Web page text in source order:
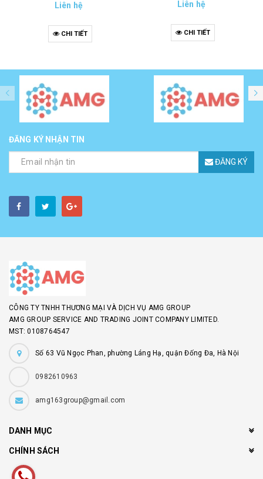
Liên hệ
CHI TIẾT
Liên hệ
CHI TIẾT
ĐĂNG KÝ NHẬN TIN
ĐĂNG KÝ
CÔNG TY TNHH THƯƠNG MẠI VÀ DỊCH VỤ AMG GROUP
AMG GROUP SERVICE AND TRADING JOINT COMPANY LIMITED.
MST: 0108764547
Số 63 Vũ Ngọc Phan, phường Láng Hạ, quận Đống Đa, Hà Nội
0982610963
amg163group@gmail.com
DANH MỤC
CHÍNH SÁCH